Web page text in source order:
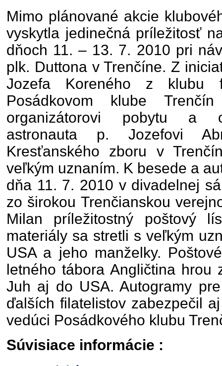
Mimo plánované akcie
vyskytla jedinečná príležitosť
dňoch 11. – 13. 7. 2010 pri
plk. Duttona v Trenčíne. Z
Jozefa Koreného z klubu
Posádkovom klube
organizátorovi pobytu a
astronauta p. Jozefovi
Kresťanského zboru v
veľkým uznaním. K besede a
dňa 11. 7. 2010 v divadelnej
zo širokou Trenčianskou
Milan príležitostný poštový
materiály sa stretli s veľkým
USA a jeho manželky.
letného tábora Angličtina hrou
Juh aj do USA. Autogramy
ďalších filatelistov zabezpečil
vedúci Posádkového klubu
Súvisiace informácie :